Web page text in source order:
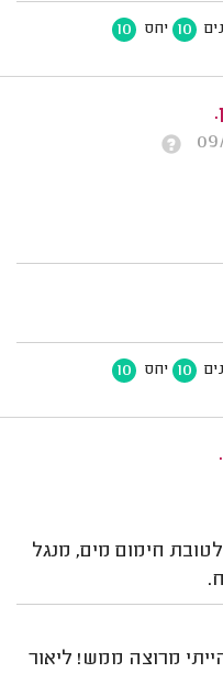
10 יחס 10
10 יחס 10
חימום מים, מנגל
מרוצה ממש! ליאור